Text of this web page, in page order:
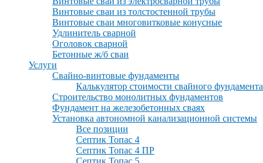
Винтовые сваи из толстостенной трубы
Винтовые сваи многовитковые конусные
Удлинитель сварной
Оголовок сварной
Бетонные ж/б сваи
Услуги
Свайно-винтовые фундаменты
Калькулятор стоимости свайного фундамента
Строительство монолитных фундаментов
Фундамент на железобетонных сваях
Установка автономной канализационной системы
Все позиции
Септик Топас 4
Септик Топас 4 ПР
Септик Топас 5